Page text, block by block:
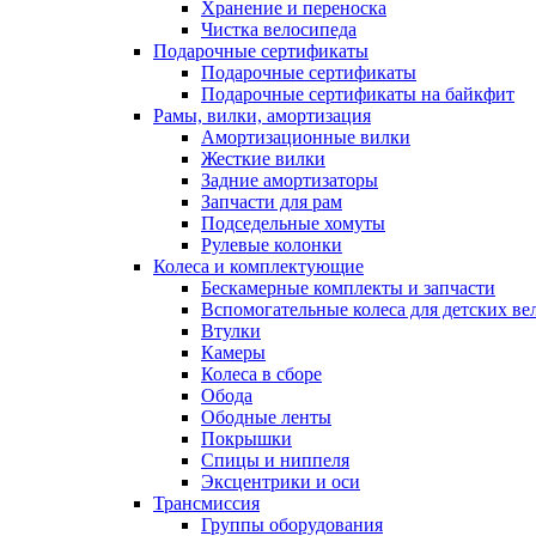
Хранение и переноска
Чистка велосипеда
Подарочные сертификаты
Подарочные сертификаты
Подарочные сертификаты на байкфит
Рамы, вилки, амортизация
Амортизационные вилки
Жесткие вилки
Задние амортизаторы
Запчасти для рам
Подседельные хомуты
Рулевые колонки
Колеса и комплектующие
Бескамерные комплекты и запчасти
Вспомогательные колеса для детских
Втулки
Камеры
Колеса в сборе
Обода
Ободные ленты
Покрышки
Спицы и ниппеля
Эксцентрики и оси
Трансмиссия
Группы оборудования